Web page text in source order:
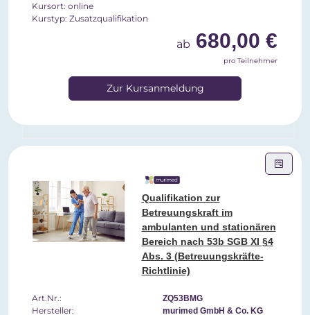
Kursort: online
Kurstyp: Zusatzqualifikation
ab 680,00 €
pro Teilnehmer
Zur Kursanmeldung
Qualifikation zur
Betreuungskraft im
ambulanten und stationären
Bereich nach 53b SGB XI §4
Abs. 3 (Betreuungskräfte-
Richtlinie)
Art.Nr.: ZQ53BMG
Hersteller: murimed GmbH & Co. KG